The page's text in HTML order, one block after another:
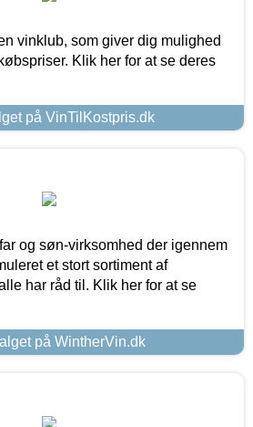
vinklub, som giver dig mulighed
Klik her for at se deres
på VinTilKostpris.dk
og søn-virksomhed der igennem
et stort sortiment af
har råd til. Klik her for at se
på WintherVin.dk